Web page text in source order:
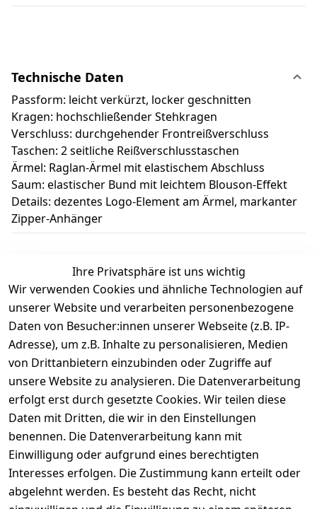
Technische Daten
Passform: leicht verkürzt, locker geschnitten
Kragen: hochschließender Stehkragen
Verschluss: durchgehender Frontreißverschluss
Taschen: 2 seitliche Reißverschlusstaschen
Ärmel: Raglan-Ärmel mit elastischem Abschluss
Saum: elastischer Bund mit leichtem Blouson-Effekt
Details: dezentes Logo-Element am Ärmel, markanter
Zipper-Anhänger
Kundenbewertungen
Durchschnittliche Bewertung
0
Basierend auf 0 Bewertung(en)
Bewertung abgeben
( 0 )
4
( 0 )
3
( 0 )
2
( 0 )
1
( 0 )
Ihre Privatsphäre ist uns wichtig
Wir verwenden Cookies und ähnliche Technologien auf
unserer Website und verarbeiten personenbezogene
Daten von Besucher:innen unserer Webseite (z.B. IP-
Adresse), um z.B. Inhalte zu personalisieren, Medien
von Drittanbietern einzubinden oder Zugriffe auf
unsere Website zu analysieren. Die Datenverarbeitung
erfolgt erst durch gesetzte Cookies. Wir teilen diese
Daten mit Dritten, die wir in den Einstellungen
benennen. Die Datenverarbeitung kann mit
Einwilligung oder aufgrund eines berechtigten
Interesses erfolgen. Die Zustimmung kann erteilt oder
abgelehnt werden. Es besteht das Recht, nicht